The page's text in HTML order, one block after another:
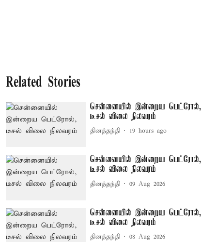
Related Stories
சென்னையில் இன்றைய பெட்ரோல்,
டீசல் விலை நிலவரம்
தினத்தந்தி 19 hours ago
சென்னையில் இன்றைய பெட்ரோல்,
டீசல் விலை நிலவரம்
தினத்தந்தி 09 Aug 2026
சென்னையில் இன்றைய பெட்ரோல்,
டீசல் விலை நிலவரம்
தினத்தந்தி 08 Aug 2026